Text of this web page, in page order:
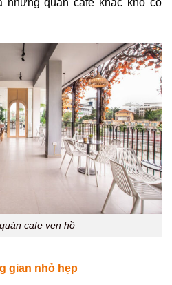
những quán cafe khác khó có
cafe ven hồ
gian nhỏ hẹp